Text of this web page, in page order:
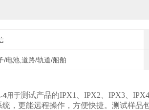
/电池,道路/轨道/船舶
4用于测试产品的IPX1、IPX2、IPX3、
，更能远程操作，方便快捷。测试样品